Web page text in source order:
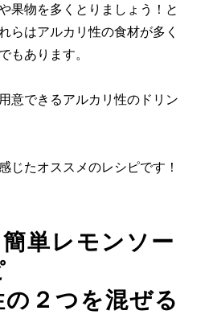
果物を多くとりましょう！と
らはアルカリ性の食材が多く
もあります。
意できるアルカリ性のドリン
じたオススメのレシピです！
単レモンソー
２つを混ぜる